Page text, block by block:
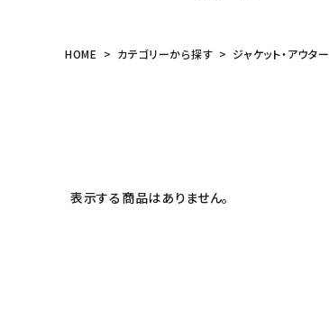
HOME カテゴリーから探す ジャケット・アウター
表示する商品はありません。